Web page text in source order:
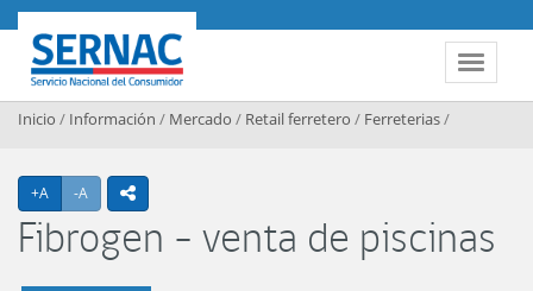
Contenido principal
Toggle
SERNAC
Inicio / Información / Mercado / Retail ferretero / Ferreterias/
+A Agrandar texto
-A Achicar textoicono compartir
Fibrogen - venta de piscinas